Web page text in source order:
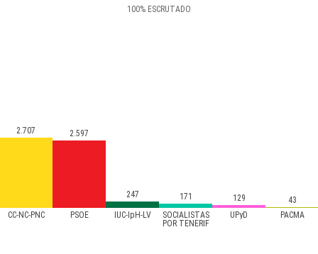
100% ESCRUTADO
CC-NC-PNC PSOE IUC-IpH-LV
SOCIALISTAS
POR TENERIF
UPyD PACMA
2.707 2.597
247 171 129 43